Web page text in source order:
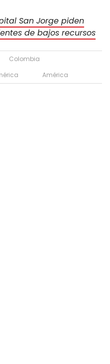
San Jorge piden
de bajos recursos
Colombia
América